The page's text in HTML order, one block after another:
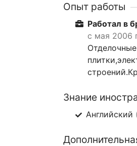
Опыт работы
Работал в
с мая 2006
Знание
Английский